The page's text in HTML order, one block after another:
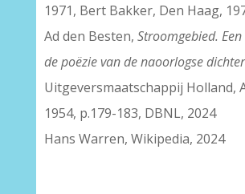
1971, Bert Bakker, Den Haag,
Ad den Besten, Stroomgebied.
de poëzie van de naoorlogse
Uitgeversmaatschappij Holland,
1954, p.179-183, DBNL, 2024
Hans Warren, Wikipedia, 2024